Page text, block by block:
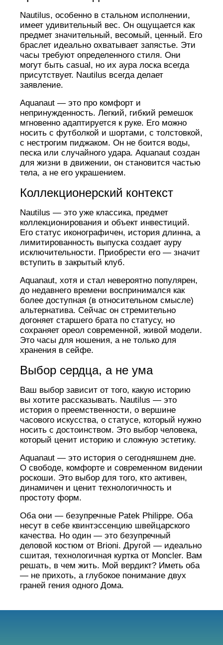
Nautilus, особенно в стальном исполнении,
имеет удивительный вес. Он ощущается как
предмет значительный, весомый, ценный. Его
браслет идеально охватывает запястье. Эти
часы требуют определенного стиля. Они
могут быть casual, но их аура лоска всегда
присутствует. Nautilus всегда делает
заявление.
Aquanaut — это про комфорт и
непринужденность. Легкий, гибкий ремешок
мгновенно адаптируется к руке. Его можно
носить с футболкой и шортами, с толстовкой,
с нестрогим пиджаком. Он не боится воды,
песка или случайного удара. Aquanaut создан
для жизни в движении, он становится частью
тела, а не его украшением.
Коллекционерский контекст
Nautilus — это уже классика, предмет
коллекционирования и объект инвестиций.
Его статус иконографичен, история длинна, а
лимитированность выпуска создает ауру
исключительности. Приобрести его — значит
вступить в закрытый клуб.
Aquanaut, хотя и стал невероятно популярен,
до недавнего времени воспринимался как
более доступная (в относительном смысле)
альтернатива. Сейчас он стремительно
догоняет старшего брата по статусу, но
сохраняет ореол современной, живой модели.
Это часы для ношения, а не только для
хранения в сейфе.
Выбор сердца, а не ума
Ваш выбор зависит от того, какую историю
вы хотите рассказывать. Nautilus — это
история о преемственности, о вершине
часового искусства, о статусе, который нужно
носить с достоинством. Это выбор человека,
который ценит историю и сложную эстетику.
Aquanaut — это история о сегодняшнем дне.
О свободе, комфорте и современном видении
роскоши. Это выбор для того, кто активен,
динамичен и ценит технологичность и
простоту форм.
Оба они — безупречные Patek Philippe. Оба
несут в себе квинтэссенцию швейцарского
качества. Но один — это безупречный
деловой костюм от Brioni. Другой — идеально
сшитая, технологичная куртка от Moncler. Вам
решать, в чем жить. Мой вердикт? Иметь оба
— не прихоть, а глубокое понимание двух
граней гения одного Дома.